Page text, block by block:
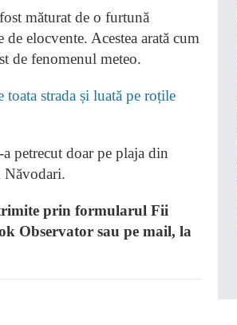
măturat de o furtună
elocvente. Acestea arată cum
de fenomenul meteo.
strada și luată pe roțile
petrecut doar pe plaja din
Năvodari.
prin formularul Fii
Observator sau pe mail, la